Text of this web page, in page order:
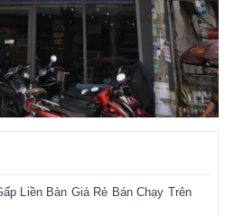
Liền Bàn Giá Rẻ Bán Chạy Trên